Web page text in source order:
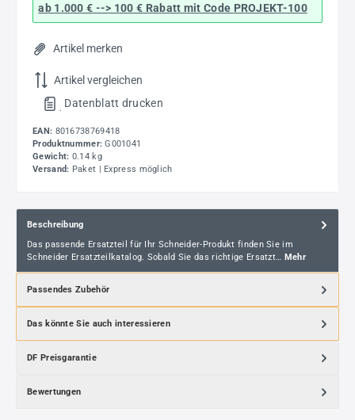
ab 1.000 € --> 100 € Rabatt mit Code PROJEKT-100
Artikel merken
Artikel vergleichen
. Datenblatt drucken
EAN: 8016738769418
Produktnummer: G001041
Gewicht: 0.14 kg
Versand: Paket | Express möglich
Beschreibung
Das passende Ersatzteil für Ihr Schneider-Produkt finden Sie im
Schneider Ersatzteilkatalog. Sobald Sie das richtige Ersatzt… Mehr
Passendes Zubehör
Das könnte Sie auch interessieren
DF Preisgarantie
Bewertungen